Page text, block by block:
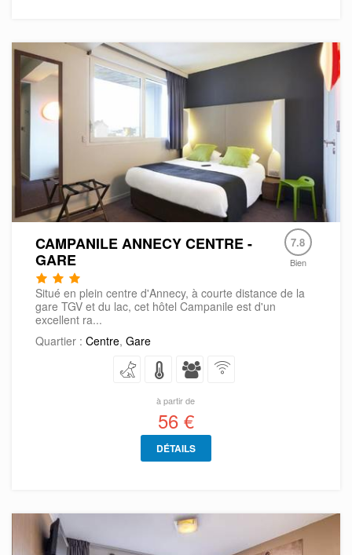
CAMPANILE ANNECY CENTRE -
GARE
7.8
Bien
Situé en plein centre d'Annecy, à courte distance de la
gare TGV et du lac, cet hôtel Campanile est d'un
excellent ra...
Quartier : Centre, Gare
à partir de
56 €
DÉTAILS